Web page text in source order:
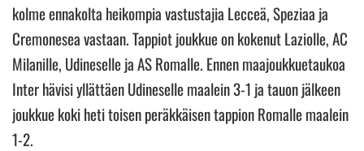
kolme ennakolta heikompia vastustajia Lecceä, Speziaa ja
Cremonesea vastaan. Tappiot joukkue on kokenut Laziolle, AC
Milanille, Udineselle ja AS Romalle. Ennen maajoukkuetaukoa
Inter hävisi yllättäen Udineselle maalein 3-1 ja tauon jälkeen
joukkue koki heti toisen peräkkäisen tappion Romalle maalein
1-2.